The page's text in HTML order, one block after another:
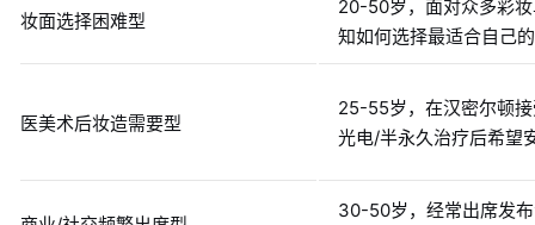
妆面选择困难型
20-50岁，面对众多彩
知如何选择最适合自己
医美术后妆造需要型
25-55岁，在汉密尔顿
光电/半永久治疗后希望
30-50岁，经常出席发